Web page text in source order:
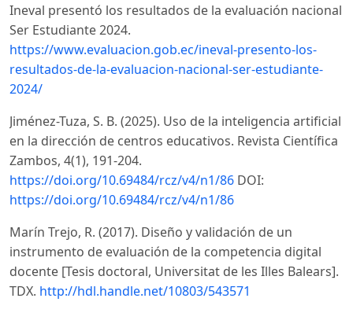
Ineval presentó los resultados de la evaluación nacional
Ser Estudiante 2024.
https://www.evaluacion.gob.ec/ineval-presento-los-
resultados-de-la-evaluacion-nacional-ser-estudiante-
2024/
Jiménez-Tuza, S. B. (2025). Uso de la inteligencia artificial
en la dirección de centros educativos. Revista Científica
Zambos, 4(1), 191-204.
https://doi.org/10.69484/rcz/v4/n1/86 DOI:
https://doi.org/10.69484/rcz/v4/n1/86
Marín Trejo, R. (2017). Diseño y validación de un
instrumento de evaluación de la competencia digital
docente [Tesis doctoral, Universitat de les Illes Balears].
TDX. http://hdl.handle.net/10803/543571